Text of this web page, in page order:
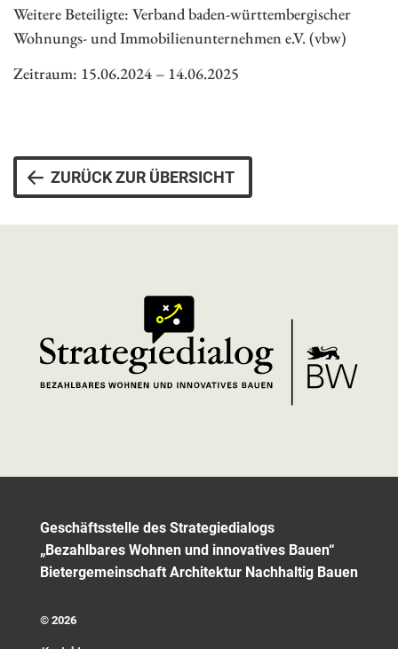
Weitere Beteiligte: Verband baden-württembergischer
Wohnungs- und Immobilienunternehmen e.V. (vbw)
Zeitraum: 15.06.2024 – 14.06.2025
ZURÜCK ZUR ÜBERSICHT
Geschäftsstelle des Strategiedialogs
„Bezahlbares Wohnen und innovatives Bauen“
Bietergemeinschaft Architektur Nachhaltig Bauen
© 2026